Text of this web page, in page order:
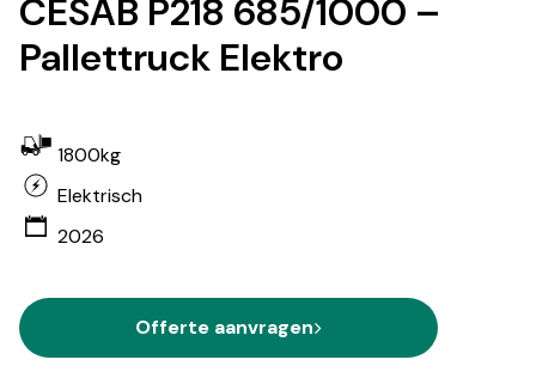
CESAB P218 685/1000 –
Pallettruck Elektro
1800kg
Elektrisch
2026
Offerte aanvragen